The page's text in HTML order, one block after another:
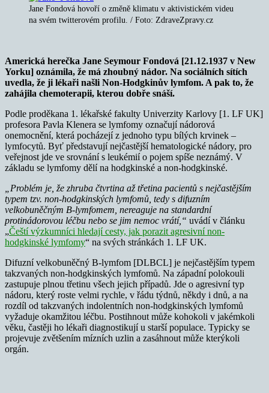
Jane Fondová hovoří o změně klimatu v aktivistickém videu
na svém twitterovém profilu. / Foto: ZdraveZpravy.cz
Americká herečka Jane Seymour Fondová [21.12.1937 v New
Yorku] oznámila, že má zhoubný nádor. Na sociálních sítích
uvedla, že ji lékaři našli Non-Hodgkinův lymfom. A pak to, že
zahájila chemoterapii, kterou dobře snáší.
Podle proděkana 1. lékařské fakulty Univerzity Karlovy [1. LF UK]
profesora Pavla Klenera se lymfomy označují nádorová
onemocnění, která pocházejí z jednoho typu bílých krvinek –
lymfocytů. Byť představují nejčastější hematologické nádory, pro
veřejnost jde ve srovnání s leukémií o pojem spíše neznámý. V
základu se lymfomy dělí na hodgkinské a non-hodgkinské.
„Problém je, že zhruba čtvrtina až třetina pacientů s nejčastějším
typem tzv. non-hodgkinských lymfomů, tedy s difuzním
velkobuněčným B-lymfomem, nereaguje na standardní
protinádorovou léčbu nebo se jim nemoc vrátí,“ uvádí v článku
„Čeští výzkumníci hledají cesty, jak porazit agresivní non-
hodgkinské lymfomy“ na svých stránkách 1. LF UK.
Difuzní velkobuněčný B-lymfom [DLBCL] je nejčastějším typem
takzvaných non-hodgkinských lymfomů. Na západní polokouli
zastupuje plnou třetinu všech jejich případů. Jde o agresivní typ
nádoru, který roste velmi rychle, v řádu týdnů, někdy i dnů, a na
rozdíl od takzvaných indolentních non-hodgkinských lymfomů
vyžaduje okamžitou léčbu. Postihnout může kohokoli v jakémkoli
věku, častěji ho lékaři diagnostikují u starší populace. Typicky se
projevuje zvětšením mízních uzlin a zasáhnout může kterýkoli
orgán.